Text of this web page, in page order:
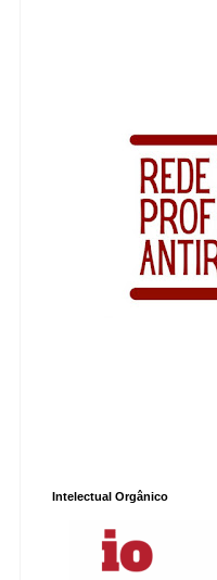
Intelectual Orgânico